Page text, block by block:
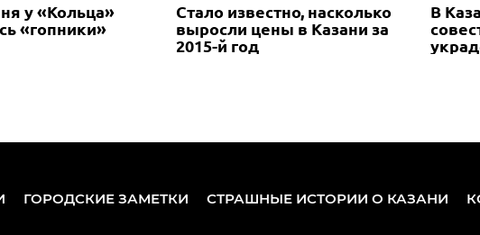
у «Кольца»
«гопники»
Стало известно, насколько
выросли цены в Казани за
2015-й год
В
ГОРОДСКИЕ ЗАМЕТКИ СТРАШНЫЕ ИСТОРИИ О КАЗАНИ